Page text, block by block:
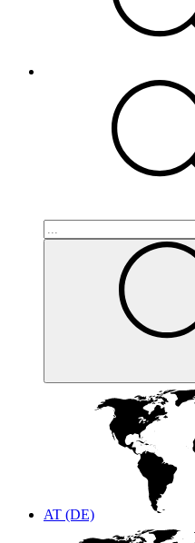
AT (DE)